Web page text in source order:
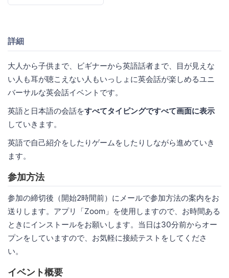
詳細
大人から子供まで、ビギナーから英語話者まで、目が見えな
い人も耳が聴こえない人もいっしょに英会話が楽しめるユニ
バーサルな英会話イベントです。
英語と日本語の会話をすべてタイピングですべて画面に表示
していきます。
英語で自己紹介をしたりゲームをしたりしながら進めていき
ます。
参加方法
参加の締切後（開始2時間前）にメールで参加方法の案内をお
送りします。アプリ「Zoom」を使用しますので、お時間ある
ときにインストールをお願いします。当日は30分前からオー
プンをしていますので、お気軽に接続テストをしてくださ
い。
イベント概要